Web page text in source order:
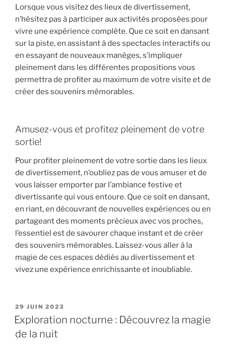
Lorsque vous visitez des lieux de divertissement,
n’hésitez pas à participer aux activités proposées pour
vivre une expérience complète. Que ce soit en dansant
sur la piste, en assistant à des spectacles interactifs ou
en essayant de nouveaux manèges, s’impliquer
pleinement dans les différentes propositions vous
permettra de profiter au maximum de votre visite et de
créer des souvenirs mémorables.
Amusez-vous et profitez pleinement de votre
sortie!
Pour profiter pleinement de votre sortie dans les lieux
de divertissement, n’oubliez pas de vous amuser et de
vous laisser emporter par l’ambiance festive et
divertissante qui vous entoure. Que ce soit en dansant,
en riant, en découvrant de nouvelles expériences ou en
partageant des moments précieux avec vos proches,
l’essentiel est de savourer chaque instant et de créer
des souvenirs mémorables. Laissez-vous aller à la
magie de ces espaces dédiés au divertissement et
vivez une expérience enrichissante et inoubliable.
PUBLIÉ
LE
29 JUIN 2023
Exploration nocturne : Découvrez la magie
de la nuit